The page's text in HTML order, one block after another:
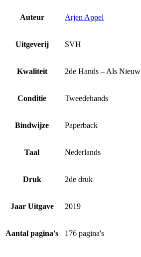
Auteur Arjen Appel
Uitgeverij SVH
Kwaliteit 2de Hands – Als Nieuw
Conditie Tweedehands
Bindwijze Paperback
Taal Nederlands
Druk 2de druk
Jaar Uitgave 2019
Aantal pagina's 176 pagina's